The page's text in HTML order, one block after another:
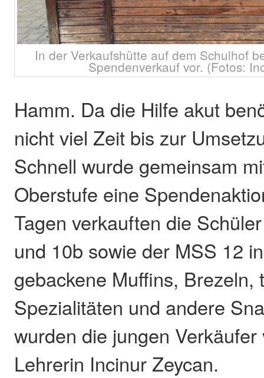
In der Verkaufshütte auf dem Schulhof
Spendenverkauf vor. (Fotos:
Hamm. Da die Hilfe akut
nicht viel Zeit bis zur
Schnell wurde gemeinsam
Oberstufe eine
Tagen verkauften die
und 10b sowie der MSS 12
gebackene Muffins, Brezeln,
Spezialitäten und andere
wurden die jungen
Lehrerin Incinur Zeycan.